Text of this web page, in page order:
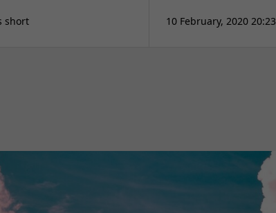
short 10 February, 2020 20:23